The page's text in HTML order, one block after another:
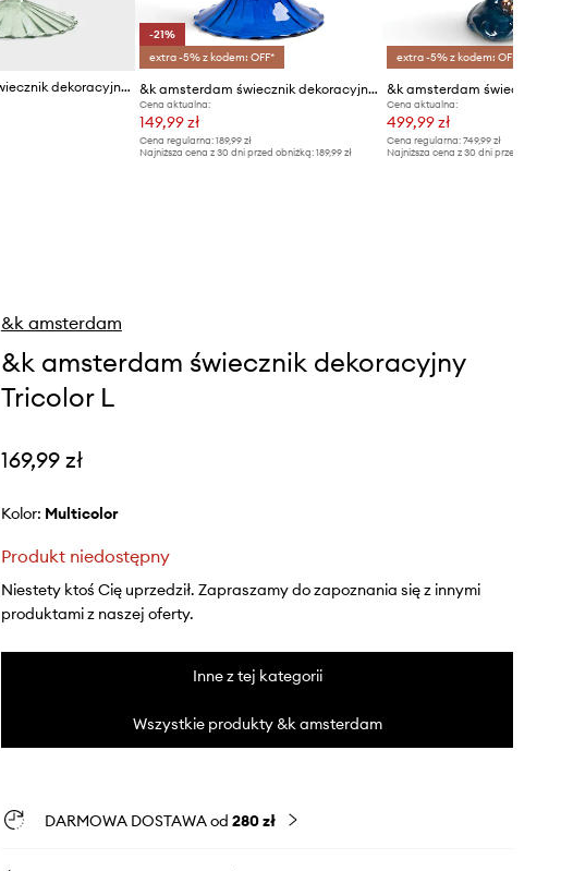
&k amsterdam świecznik dekoracyjny fish blue
-21%
extra -5% z kodem: OFF*
&k amsterdam świecznik dekoracyjny merry wreath
Cena aktualna:
149,99 zł
Cena regularna:189,99 zł
Najniższa cena z 30 dni przed obniżką:189,99 zł
extra -5% z kodem: OFF*
Cena aktualna:
499,99 zł
Cena regularna: 749,99 zł
Najniższa cena z 30 dni przed obniżką:
&k amsterdam
&k amsterdam świecznik dekoracyjny
Tricolor L
169,99 zł
Kolor: multicolor
Produkt niedostępny
Niestety ktoś Cię uprzedził. Zapraszamy do zapoznania się z innymi
produktami z naszej oferty.
Inne z tej kategorii
Wszystkie produkty &k amsterdam
DARMOWA DOSTAWA od 280 zł